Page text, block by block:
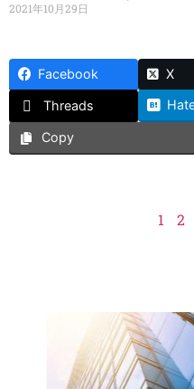
2021年10月29日
Facebook X
Threads
Copy
1 2